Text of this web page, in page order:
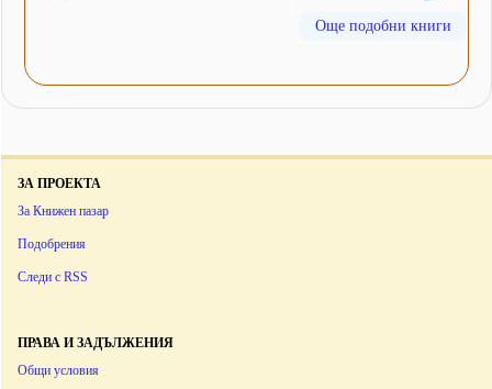
Още подобни книги
ЗА ПРОЕКТА
За Книжен пазар
Подобрения
Следи с RSS
ПРАВА И ЗАДЪЛЖЕНИЯ
Общи условия